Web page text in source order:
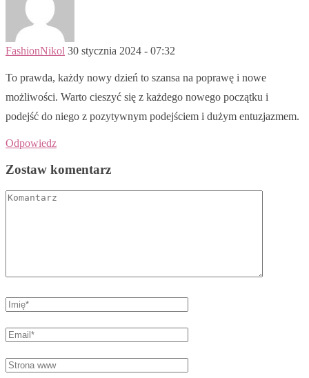
FashionNikol 30 stycznia 2024 - 07:32
To prawda, każdy nowy dzień to szansa na poprawę i nowe
możliwości. Warto cieszyć się z każdego nowego początku i
podejść do niego z pozytywnym podejściem i dużym entuzjazmem.
Odpowiedz
Zostaw komentarz